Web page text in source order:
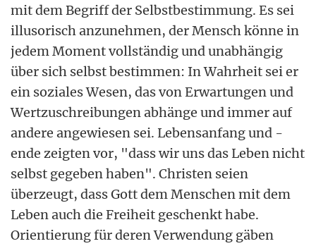
mit dem Begriff der Selbstbestimmung. Es sei
illusorisch anzunehmen, der Mensch könne in
jedem Moment vollständig und unabhängig
über sich selbst bestimmen: In Wahrheit sei er
ein soziales Wesen, das von Erwartungen und
Wertzuschreibungen abhänge und immer auf
andere angewiesen sei. Lebensanfang und -
ende zeigten vor, "dass wir uns das Leben nicht
selbst gegeben haben". Christen seien
überzeugt, dass Gott dem Menschen mit dem
Leben auch die Freiheit geschenkt habe.
Orientierung für deren Verwendung gäben